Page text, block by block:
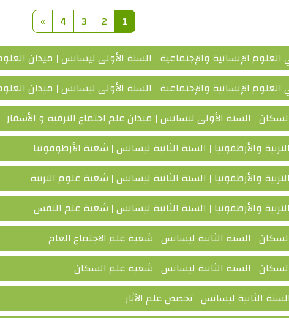
1 صفحة 1
2 صفحة 2
3صفحة 3
4 صفحة 4
» الصفحة
الإنسانية والإجتماعية | السنة الأولى ليسانس | ميدان
الإنسانية والإجتماعية | السنة الأولى ليسانس | ميدان
| السنة الأولى ليسانس | ميدان علم اجتماع الترفيه و الأسفار
والأرطفونيا | السنة الثانية ليسانس | شعبة الأرطوفونيا
والأرطفونيا | السنة الثانية ليسانس | شعبة علوم التربية
والأرطفونيا | السنة الثانية ليسانس | شعبة علم النفس
| السنة الثانية ليسانس | شعبة علم الاجتماع العام
| السنة الثانية ليسانس | شعبة علم السكان
الثانية ليسانس | تخصص علم الآثار